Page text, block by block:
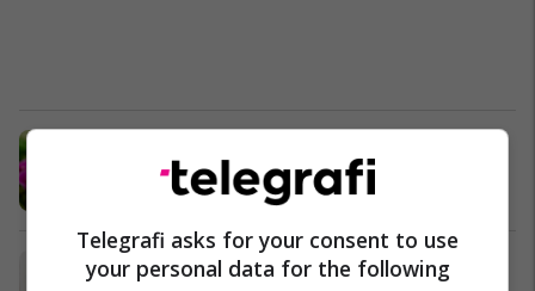
lulëzojnë me një forcë të vrullshme
Lule 14/05/2022
Vlerat shëndetësore të orkidesë
Telegrafi asks for your consent to use
your personal data for the following